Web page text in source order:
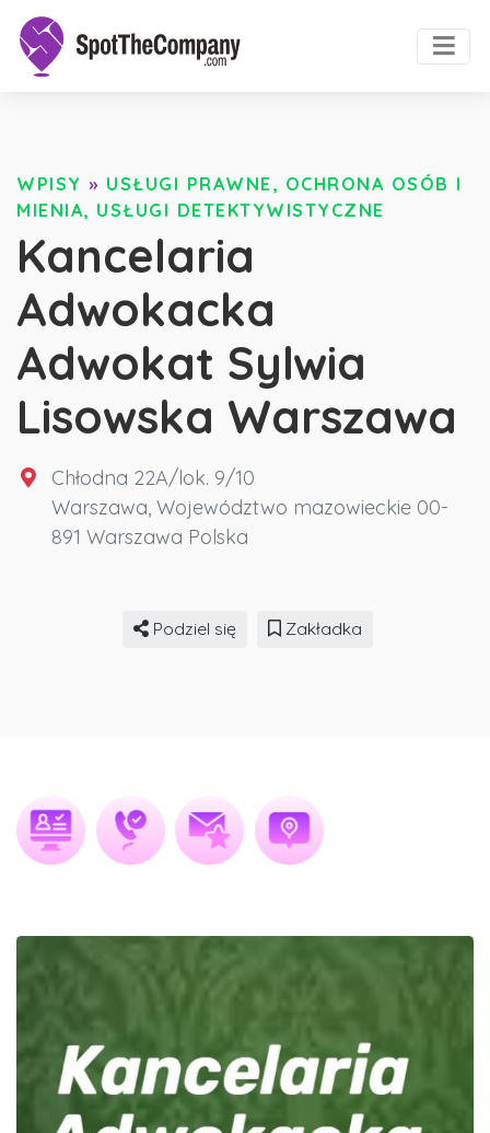
WPISY » USŁUGI PRAWNE, OCHRONA OSÓB I
MIENIA, USŁUGI DETEKTYWISTYCZNE
Kancelaria
Adwokacka
Adwokat Sylwia
Lisowska Warszawa
Chłodna 22A/lok. 9/10
Warszawa, Województwo mazowieckie 00-
891 Warszawa Polska
Podziel się Zakładka